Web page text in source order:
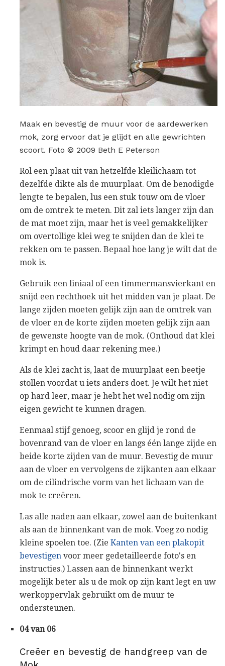
Maak en bevestig de muur voor de aardewerken
mok, zorg ervoor dat je glijdt en alle gewrichten
scoort. Foto © 2009 Beth E Peterson
Rol een plaat uit van hetzelfde kleilichaam tot
dezelfde dikte als de muurplaat. Om de benodigde
lengte te bepalen, lus een stuk touw om de vloer
om de omtrek te meten. Dit zal iets langer zijn dan
de mat moet zijn, maar het is veel gemakkelijker
om overtollige klei weg te snijden dan de klei te
rekken om te passen. Bepaal hoe lang je wilt dat de
mok is.
Gebruik een liniaal of een timmermansvierkant en
snijd een rechthoek uit het midden van je plaat. De
lange zijden moeten gelijk zijn aan de omtrek van
de vloer en de korte zijden moeten gelijk zijn aan
de gewenste hoogte van de mok. (Onthoud dat klei
krimpt en houd daar rekening mee.)
Als de klei zacht is, laat de muurplaat een beetje
stollen voordat u iets anders doet. Je wilt het niet
op hard leer, maar je hebt het wel nodig om zijn
eigen gewicht te kunnen dragen.
Eenmaal stijf genoeg, scoor en glijd je rond de
bovenrand van de vloer en langs één lange zijde en
beide korte zijden van de muur. Bevestig de muur
aan de vloer en vervolgens de zijkanten aan elkaar
om de cilindrische vorm van het lichaam van de
mok te creëren.
Las alle naden aan elkaar, zowel aan de buitenkant
als aan de binnenkant van de mok. Voeg zo nodig
kleine spoelen toe. (Zie Kanten van een plakopit
bevestigen voor meer gedetailleerde foto's en
instructies.) Lassen aan de binnenkant werkt
mogelijk beter als u de mok op zijn kant legt en uw
werkoppervlak gebruikt om de muur te
ondersteunen.
04 van 06
Creëer en bevestig de handgreep van de